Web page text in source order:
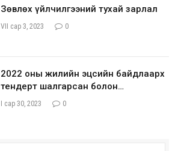
Зөвлөх үйлчилгээний тухай зарлал
VII сар 3, 2023 0
2022 оны жилийн эцсийн байдлаарх
тендерт шалгарсан болон
шалгараагүй оролцогчийн талаарх
мэдээлэл
I сар 30, 2023 0